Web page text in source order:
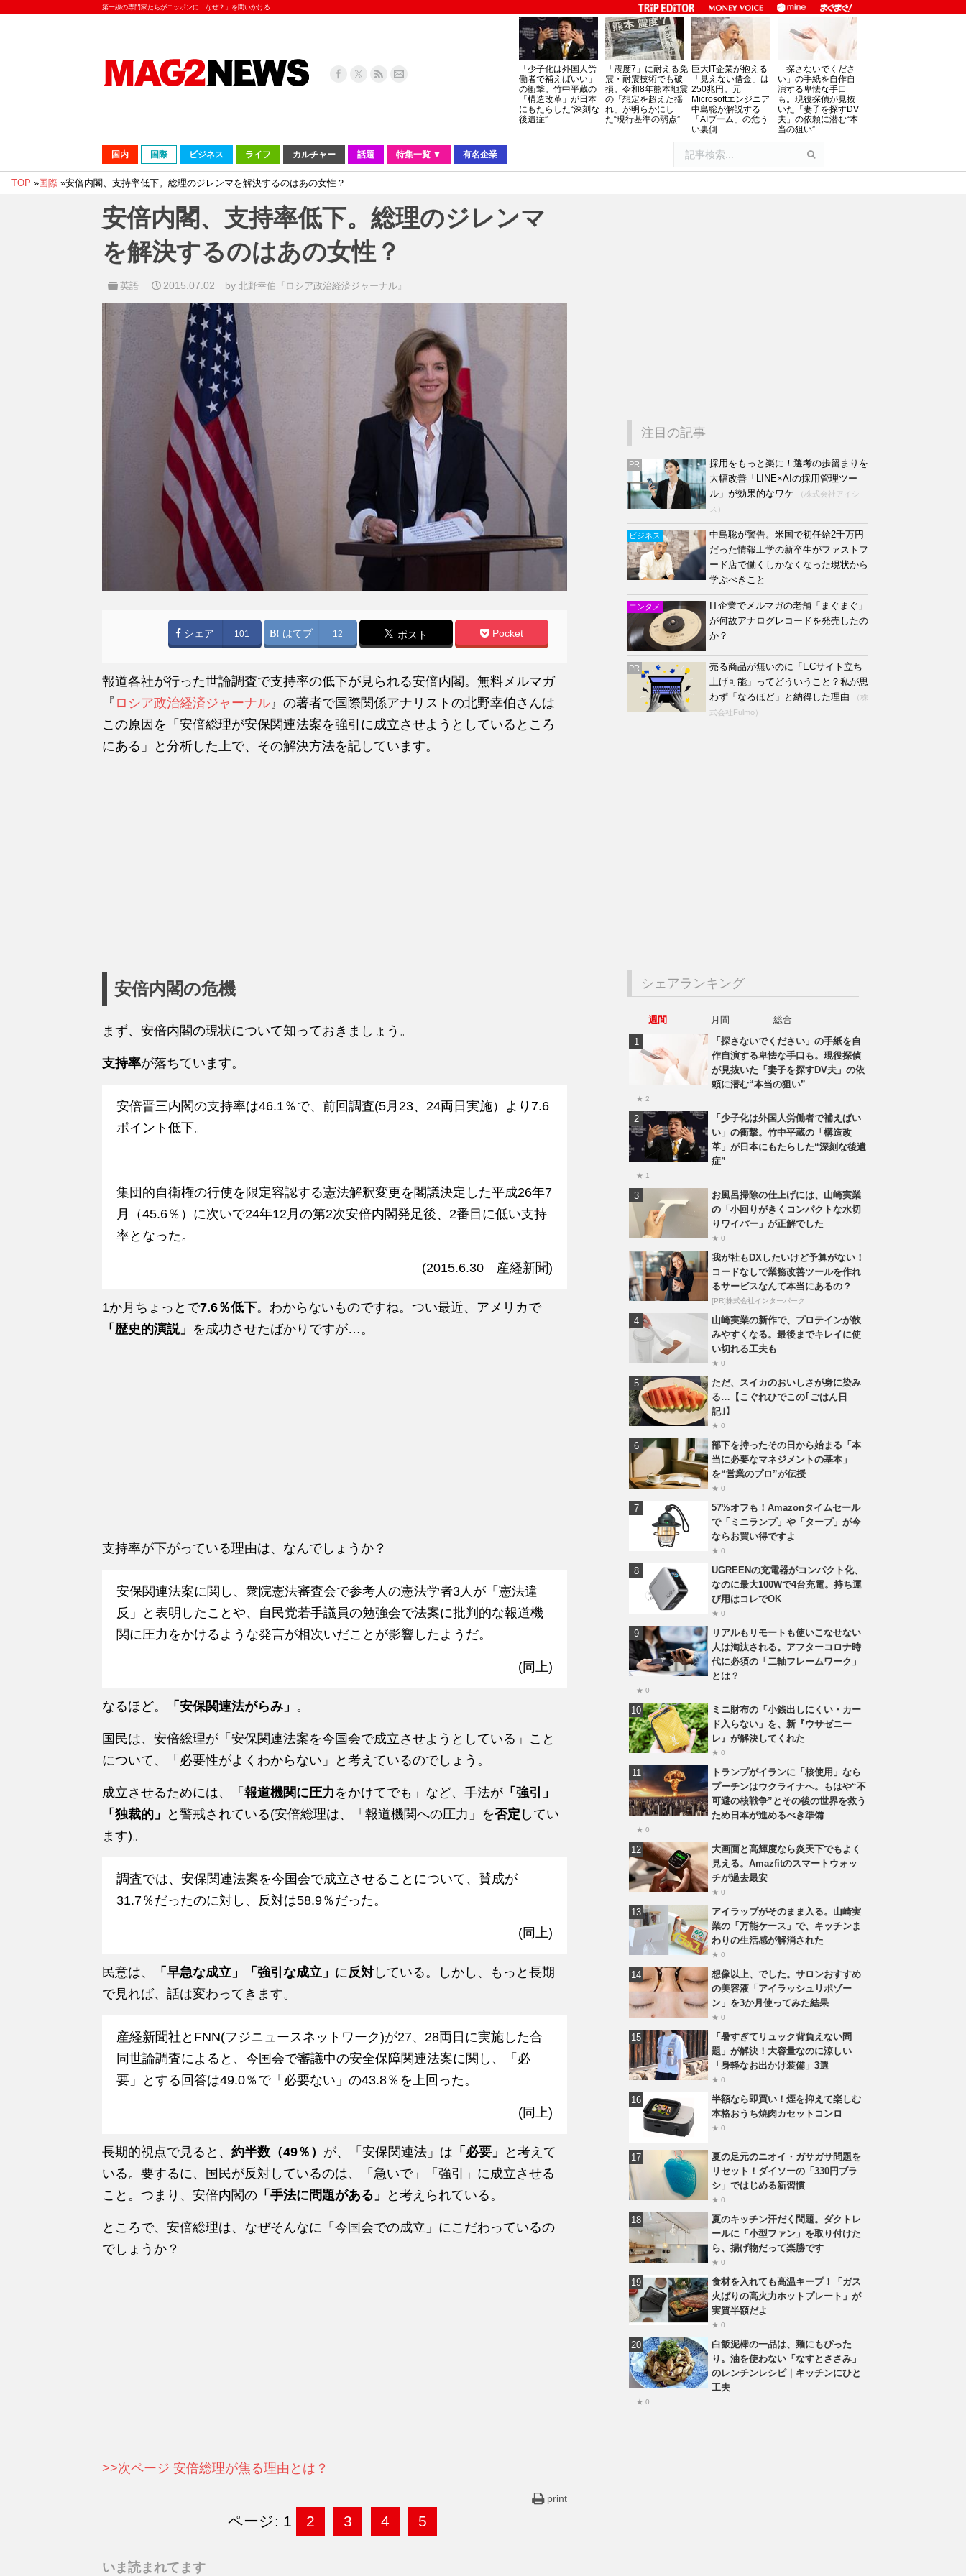
第一線の専門家たちがニッポンに「なぜ？」を問いかける
「少子化は外国人労
働者で補えばいい」
の衝撃。竹中平蔵の
「構造改革」が日本
にもたらした“深刻な
後遺症”
「震度7」に耐える免
震・耐震技術でも破
損。令和8年熊本地震
の「想定を超えた揺
れ」が明らかにし
た“現行基準の弱点”
巨大IT企業が抱える
「見えない借金」は
250兆円。元
Microsoftエンジニア
中島聡が解説する
「AIブーム」の危う
い裏側
「探さないでくださ
い」の手紙を自作自
演する卑怯な手口
も。現役探偵が見抜
いた「妻子を探すDV
夫」の依頼に潜む“本
当の狙い”
国内 国際 ビジネス ライフ カルチャー 話題 特集一覧 ▼ 有名企業
TOP »国際 »安倍内閣、支持率低下。総理のジレンマを解決するのはあの女性？
安倍内閣、支持率低下。総理のジレンマ
を解決するのはあの女性？
英語 2015.07.02 by北野幸伯『ロシア政治経済ジャーナル』
シェア 101 はてブ 12 ポスト Pocket
報道各社が行った世論調査で支持率の低下が見られる安倍内閣。無料メルマガ
『 ロシア政治経済ジャーナル 』の著者で国際関係アナリストの北野幸伯さんは
この原因を「安倍総理が安保関連法案を強引に成立させようとしているところ
にある」と分析した上で、その解決方法を記しています。
安倍内閣の危機
まず、安倍内閣の現状について知っておきましょう。
支持率が落ちています。
安倍晋三内閣の支持率は46.1％で、前回調査(5月23、24両日実施）より7.6
ポイント低下。
集団的自衛権の行使を限定容認する憲法解釈変更を閣議決定した平成26年7
月（45.6％）に次いで24年12月の第2次安倍内閣発足後、2番目に低い支持
率となった。
(2015.6.30 産経新聞)
1か月ちょっとで7.6％低下。わからないものですね。つい最近、アメリカで
「歴史的演説」 を成功させたばかりですが…。
支持率が下がっている理由は、なんでしょうか？
安保関連法案に関し、衆院憲法審査会で参考人の憲法学者3人が「憲法違
反」と表明したことや、自民党若手議員の勉強会で法案に批判的な報道機
関に圧力をかけるような発言が相次いだことが影響したようだ。
(同上)
なるほど。 「安保関連法がらみ」 。
国民は、安倍総理が「安保関連法案を今国会で成立させようとしている」こと
について、「必要性がよくわからない」と考えているのでしょう。
成立させるためには、「 報道機関に圧力 をかけてでも」など、手法が 「強引」
「独裁的」
と警戒されている(安倍総理は、「報道機関への圧力」を否定 してい
ます)。
調査では、安保関連法案を今国会で成立させることについて、賛成が
31.7％だったのに対し、反対は58.9％だった。
(同上)
民意は、 「早急な成立」「強引な成立」 に 反対 している。しかし、もっと長期
で見れば、話は変わってきます。
産経新聞社とFNN(フジニュースネットワーク)が27、28両日に実施した合
同世論調査によると、今国会で審議中の安全保障関連法案に関し、「必
要」とする回答は49.0％で「必要ない」の43.8％を上回った。
(同上)
長期的視点で見ると、 約半数（49％） が、「安保関連法」は 「必要」
と考えて
いる。要するに、国民が反対しているのは、「急いで」「強引」に成立させる
こと。つまり、安倍内閣の 「手法に問題がある」 と考えられている。
ところで、安倍総理は、なぜそんなに「今国会での成立」にこだわっているの
でしょうか？
>>次ページ 安倍総理が焦る理由とは？
print
ページ: 1 2 3 4 5
いま読まれてます
注目の記事
PR
採用をもっと楽に！選考の歩留まりを
大幅改善「LINE×AIの採用管理ツー
ル」が効果的なワケ
（株式会社アイシ
ス）
ビジネス
中島聡が警告。米国で初任給2千万円
だった情報工学の新卒生がファストフ
ード店で働くしかなくなった現状から
学ぶべきこと
エンタメ
IT企業でメルマガの老舗「まぐまぐ」
が何故アナログレコードを発売したの
か？
PR
売る商品が無いのに「ECサイト立ち
上げ可能」ってどういうこと？私が思
わず「なるほど」と納得した理由
（株
式会社Fulmo）
シェアランキング
週間 月間
総合
「探さないでください」の手紙を自
作自演する卑怯な手口も。現役探偵
が見抜いた「妻子を探すDV夫」の依
頼に潜む“本当の狙い”
★ 2
「少子化は外国人労働者で補えばい
い」の衝撃。竹中平蔵の「構造改
革」が日本にもたらした“深刻な後遺
症”
★ 1
お風呂掃除の仕上げには、山崎実業
の「小回りがきくコンパクトな水切
りワイパー」が正解でした
★ 0
我が社もDXしたいけど予算がない！
コードなしで業務改善ツールを作れ
るサービスなんて本当にあるの？
[PR]株式会社インターパーク
山崎実業の新作で、プロテインが飲
みやすくなる。最後までキレイに使
い切れる工夫も
★ 0
ただ、スイカのおいしさが身に染み
る…【こぐれひでこの｢ごはん日
記｣】
★ 0
部下を持ったその日から始まる「本
当に必要なマネジメントの基本」
を“営業のプロ”が伝授
★ 0
57%オフも！Amazonタイムセール
で「ミニランプ」や「タープ」が今
ならお買い得ですよ
★ 0
UGREENの充電器がコンパクト化、
なのに最大100Wで4台充電。持ち運
び用はコレでOK
★ 0
リアルもリモートも使いこなせない
人は淘汰される。アフターコロナ時
代に必須の「二軸フレームワーク」
とは？
★ 0
ミニ財布の「小銭出しにくい・カー
ド入らない」を、新『ウサゼニー
レ』が解決してくれた
★ 0
トランプがイランに「核使用」なら
プーチンはウクライナへ。もはや“不
可避の核戦争”とその後の世界を救う
ため日本が進めるべき準備
★ 0
大画面と高輝度なら炎天下でもよく
見える。Amazfitのスマートウォッ
チが過去最安
★ 0
アイラップがそのまま入る。山崎実
業の「万能ケース」で、キッチンま
わりの生活感が解消された
★ 0
想像以上、でした。サロンおすすめ
の美容液「アイラッシュリポゾー
ン」を3か月使ってみた結果
★ 0
「暑すぎてリュック背負えない問
題」が解決！大容量なのに涼しい
「身軽なお出かけ装備」3選
★ 0
半額なら即買い！煙を抑えて楽しむ
本格おうち焼肉カセットコンロ
★ 0
夏の足元のニオイ・ガサガサ問題を
リセット！ダイソーの「330円ブラ
シ」ではじめる新習慣
★ 0
夏のキッチン汗だく問題。ダクトレ
ールに「小型ファン」を取り付けた
ら、揚げ物だって楽勝です
★ 0
食材を入れても高温キープ！「ガス
火ばりの高火力ホットプレート」が
実質半額だよ
★ 0
白飯泥棒の一品は、麺にもぴった
り。油を使わない「なすとささみ」
のレンチンレシピ｜キッチンにひと
工夫
★ 0